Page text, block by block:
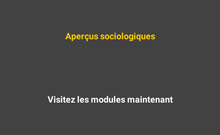
Aperçus sociologiques
Visitez les modules maintenant